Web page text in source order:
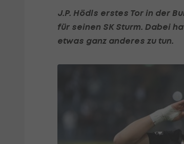
J.P. Hödls erstes Tor in der
für seinen SK Sturm. Dabei
etwas ganz anderes zu tun.